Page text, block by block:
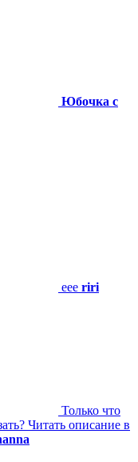
Юбочка с
eee riri
Только что
Читать описание в